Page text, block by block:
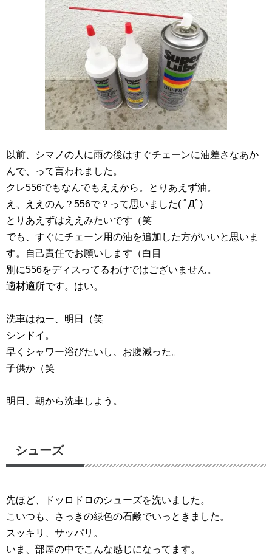
以前、シマノの人に雨の後はすぐチェーンに油差さなあか
んで、って言われました。
クレ556でもなんでもええから。とりあえず油。
え、ええのん？556で？って思いました( ﾟДﾟ)
とりあえずはええみたいです（笑
でも、すぐにチェーン用の油を追加した方がいいと思いま
す。自己責任でお願いします（白目
別に556をディスってるわけではございません。
適材適所です。はい。
洗車はねー、明日（笑
シンドイ。
早くシャワー浴びたいし、お腹減った。
子供か（笑
明日、朝から洗車しよう。
シューズ
先ほど、ドッロドロのシューズを洗いました。
こいつも、さっきの緑色の石鹸でいっときました。
スッキリ、サッパリ。
いま、部屋の中でこんな感じになってます。